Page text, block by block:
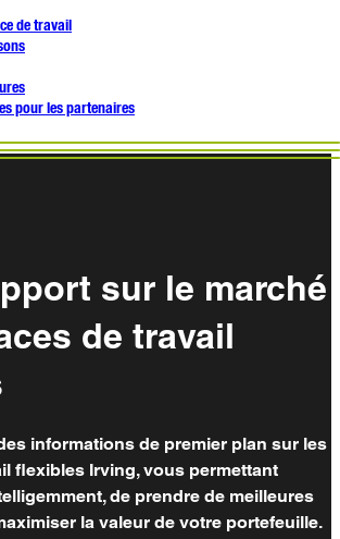
de travail
pour les partenaires
sur le marché
de travail
informations de premier plan sur les
flexibles Irving, vous permettant
de prendre de meilleures
la valeur de votre portefeuille.